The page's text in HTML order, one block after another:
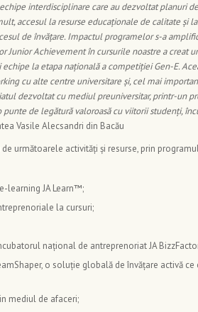
interdisciplinare care au dezvoltat planuri
accesul la resurse educaționale de calitate și
de învățare. Impactul programelor s-a
Junior Achievement în cursurile noastre a creat
la etapa națională a competiției Gen-E.
cu alte centre universitare și, cel mai
dezvoltat cu mediul preuniversitar, printr-un
de legătură valoroasă cu viitorii studenți,
Vasile Alecsandri din Bacău
următoarele activități și resurse, prin
learning JA Learn™️;
la cursuri;
național de antreprenoriat JA
o soluție globală de învățare activă ce
mediul de afaceri;